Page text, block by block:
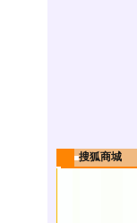
搜狐商城